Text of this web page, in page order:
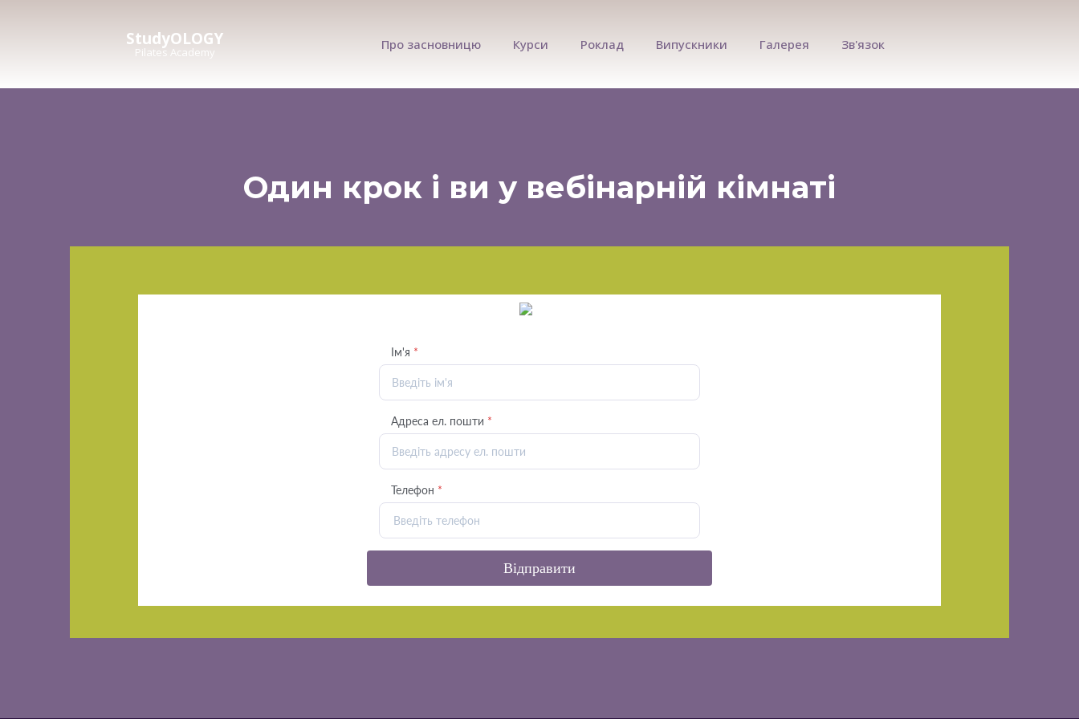
StudyOLOGY
Pilates Academy Про засновницю Курси Роклад Випускники Галерея Зв'язок
Один крок і ви у вебінарній кімнаті
Ім'я *
Адреса ел. пошти *
Телефон *
Відправити